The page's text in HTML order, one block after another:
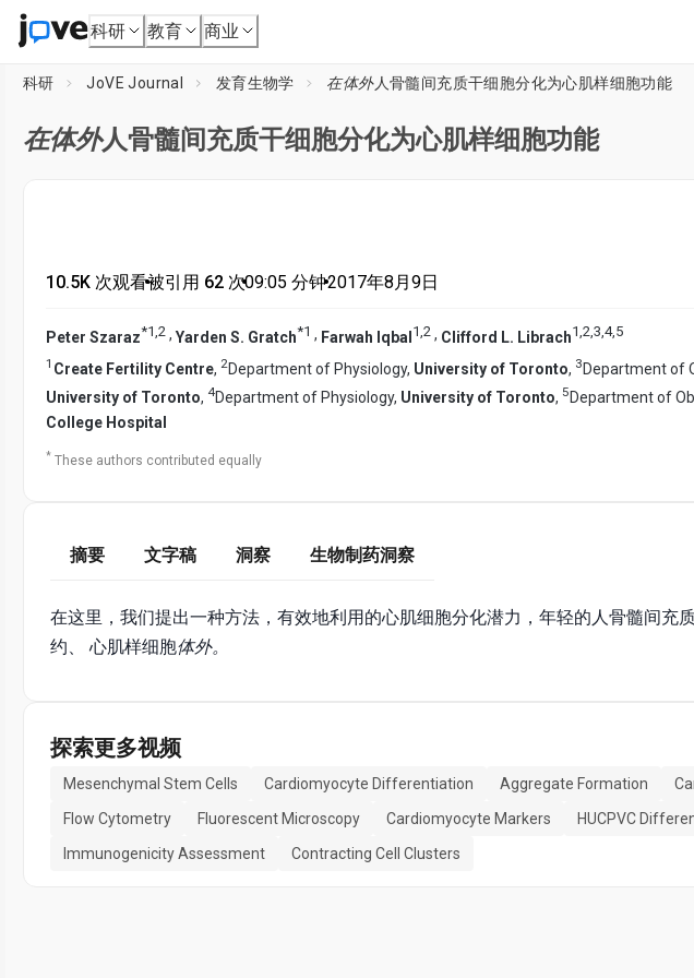
科研 教育 商业
科研 JoVE Journal 发育生物学 在体外人骨髓间充质干细胞分化为心肌样细胞功能
在体外人骨髓间充质干细胞分化为心肌样细胞功能
10.5K 次观看•被引用 62 次•09:05 分钟•2017年8月9日
Peter Szaraz*1,2 , Yarden S. Gratch*1 , Farwah Iqbal 1,2 , Clifford L. Librach1,2,3,4,5
1 Create Fertility Centre, 2Department of Physiology, University of Toronto, 3 Department of
University of Toronto, 4Department of Physiology, University of Toronto, 5 Department of
College Hospital
* These authors contributed equally
摘要 文字稿 洞察 生物制药洞察
在这里，我们提出一种方法，有效地利用的心肌细胞分化潜力，年轻的人骨髓间充
约、 心肌样细胞体外。
探索更多视频
Mesenchymal Stem Cells Cardiomyocyte Differentiation Aggregate Formation
Flow Cytometry
Fluorescent Microscopy Cardiomyocyte Markers
HUCPVC
Immunogenicity Assessment
Contracting Cell Clusters